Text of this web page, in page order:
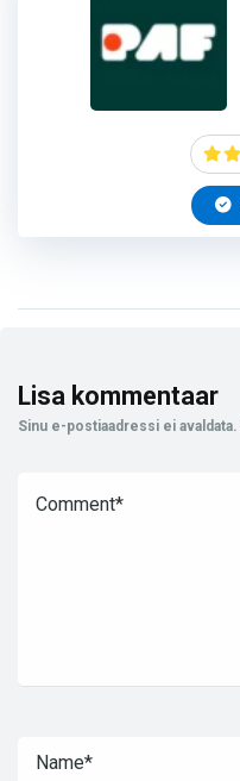
Lisa kommentaar
Sinu e-postiaadressi ei avaldata.